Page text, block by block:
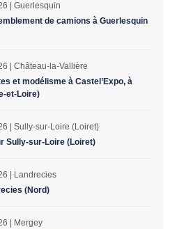
| Guerlesquin
de camions à Guerlesquin
| Château-la-Vallière
et modélisme à Castel’Expo, à
et-Loire)
| Sully-sur-Loire (Loiret)
Sully-sur-Loire (Loiret)
| Landrecies
(Nord)
| Mergey